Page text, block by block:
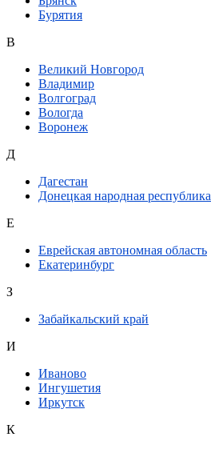
Бурятия
В
Великий Новгород
Владимир
Волгоград
Вологда
Воронеж
Д
Дагестан
Донецкая народная республика
Е
Еврейская автономная область
Екатеринбург
З
Забайкальский край
И
Иваново
Ингушетия
Иркутск
К